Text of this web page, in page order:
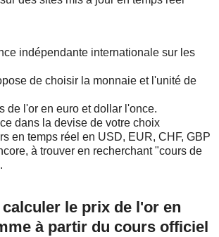
indépendante internationale sur les
de choisir la monnaie et l'unité de
de l'or en euro et dollar l'once.
dans la devise de votre choix
en temps réel en USD, EUR, CHF, GBP
à trouver en recherchant "cours de
le prix de l'or en
à partir du cours officiel